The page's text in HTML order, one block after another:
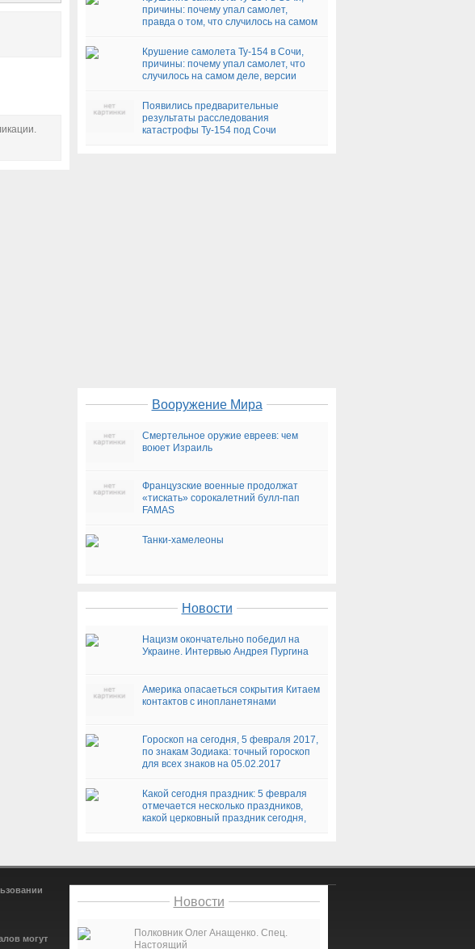
причины: почему упал самолет,
правда о том, что случилось на самом
Крушение самолета Ту-154 в Сочи,
причины: почему упал самолет, что
случилось на самом деле, версии
Появились предварительные
результаты расследования
катастрофы Ту-154 под Сочи
Вооружение Мира
Смертельное оружие евреев: чем
воюет Израиль
Французские военные продолжат
«тискать» сорокалетний булл-пап
FAMAS
Танки-хамелеоны
Новости
Нацизм окончательно победил на
Украине. Интервью Андрея Пургина
Америка опасаеться сокрытия Китаем
контактов с инопланетянами
Гороскоп на сегодня, 5 февраля 2017,
по знакам Зодиака: точный гороскоп
для всех знаков на 05.02.2017
Какой сегодня праздник: 5 февраля
отмечается несколько праздников,
какой церковный праздник сегодня,
могут
Новости
Полковник Олег Анащенко. Спец.
Настоящий